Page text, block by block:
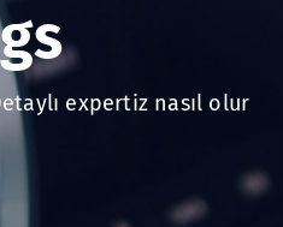
expertiz nasıl olur